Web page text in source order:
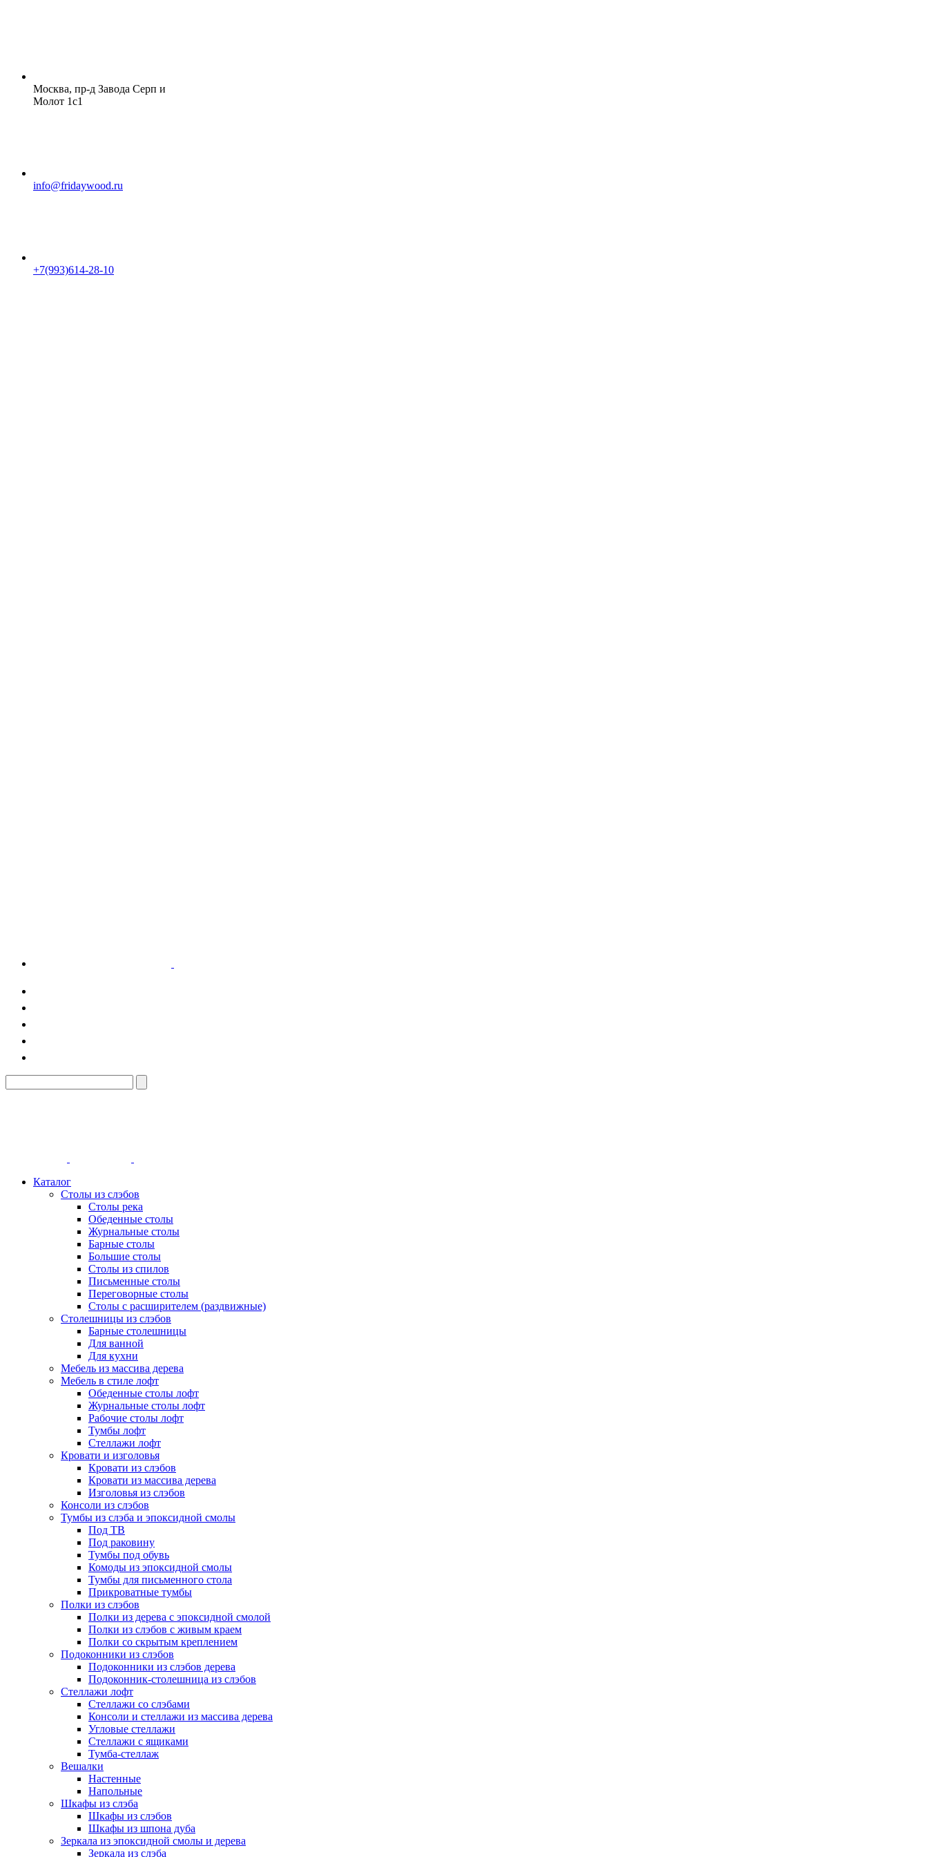
Москва, пр-д Завода Серп и
Молот 1с1
info@fridaywood.ru
+7(993)614-28-10
Каталог
Столы из слэбов
Столы река
Обеденные столы
Журнальные столы
Барные столы
Большие столы
Столы из спилов
Письменные столы
Переговорные столы
Столы с расширителем (раздвижные)
Столешницы из слэбов
Барные столешницы
Для ванной
Для кухни
Мебель из массива дерева
Мебель в стиле лофт
Обеденные столы лофт
Журнальные столы лофт
Рабочие столы лофт
Тумбы лофт
Стеллажи лофт
Кровати и изголовья
Кровати из слэбов
Кровати из массива дерева
Изголовья из слэбов
Консоли из слэбов
Тумбы из слэба и эпоксидной смолы
Под ТВ
Под раковину
Тумбы под обувь
Комоды из эпоксидной смолы
Тумбы для письменного стола
Прикроватные тумбы
Полки из слэбов
Полки из дерева с эпоксидной смолой
Полки из слэбов с живым краем
Полки со скрытым креплением
Подоконники из слэбов
Подоконники из слэбов дерева
Подоконник-столешница из слэбов
Стеллажи лофт
Стеллажи со слэбами
Консоли и стеллажи из массива дерева
Угловые стеллажи
Стеллажи с ящиками
Тумба-стеллаж
Вешалки
Настенные
Напольные
Шкафы из слэба
Шкафы из слэбов
Шкафы из шпона дуба
Зеркала из эпоксидной смолы и дерева
Зеркала из слэба